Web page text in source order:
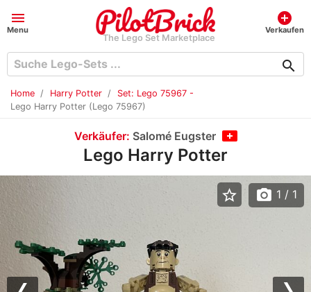
menu
Menu
The Lego Set Marketplace
add_circle
Verkaufen
search
Home Harry Potter
Set: Lego 75967 -
Lego Harry Potter (Lego 75967)
Verkäufer: Salomé Eugster
Lego Harry Potter
star_border photo_camera 1 / 1